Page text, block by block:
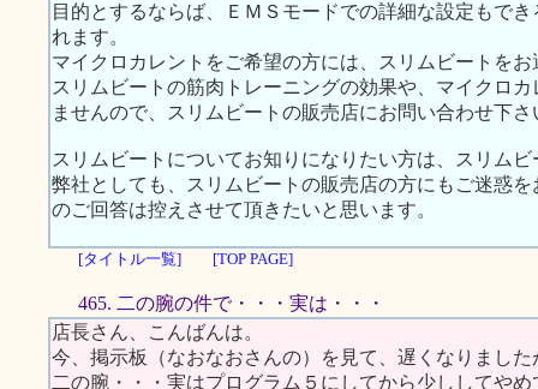
目的とするならば、ＥＭＳモードでの詳細な設定もで
れます。
マイクロカレントをご希望の方には、スリムビートを
スリムビートの筋肉トレーニングの効果や、マイクロ
ませんので、スリムビートの販売店にお問い合わせ下さ
スリムビートについてお知りになりたい方は、スリム
弊社としても、スリムビートの販売店の方にもご迷惑
のご回答は控えさせて頂きたいと思います。
[タイトル一覧] [TOP PAGE]
465. 二の腕の件で・・・実は・・・
店長さん、こんばんは。
今、掲示板（なおなおさんの）を見て、遅くなりまし
二の腕・・・実はプログラム５にしてから少ししてや